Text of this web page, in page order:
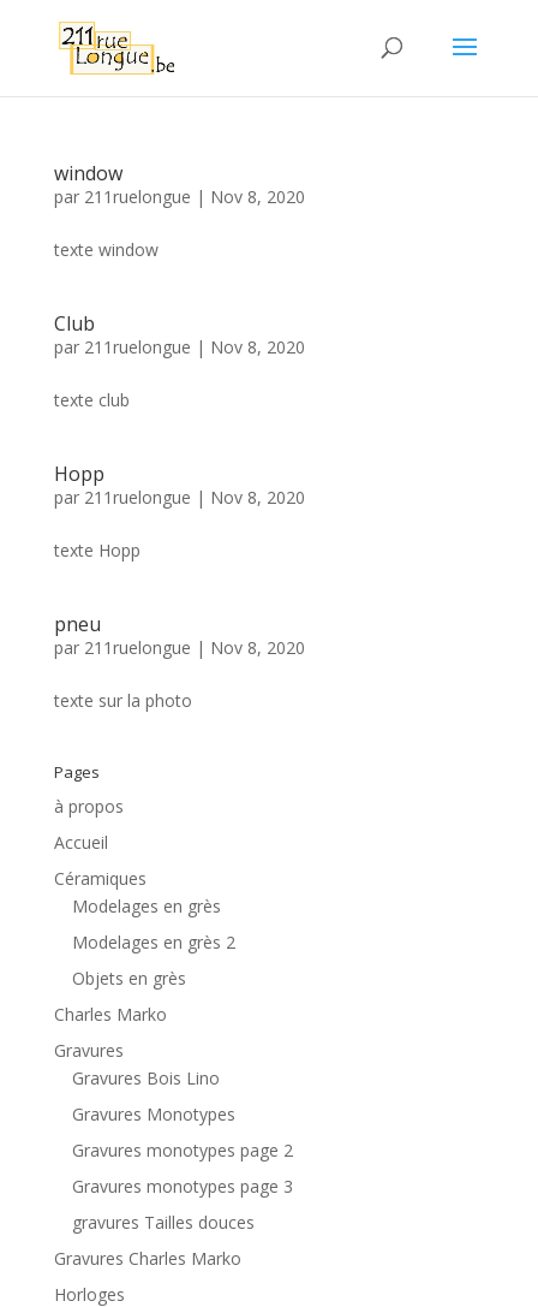
window
par 211ruelongue | Nov 8, 2020
texte window
Club
par 211ruelongue | Nov 8, 2020
texte club
Hopp
par 211ruelongue | Nov 8, 2020
texte Hopp
pneu
par 211ruelongue | Nov 8, 2020
texte sur la photo
Pages
à propos
Accueil
Céramiques
Modelages en grès
Modelages en grès 2
Objets en grès
Charles Marko
Gravures
Gravures Bois Lino
Gravures Monotypes
Gravures monotypes page 2
Gravures monotypes page 3
gravures Tailles douces
Gravures Charles Marko
Horloges